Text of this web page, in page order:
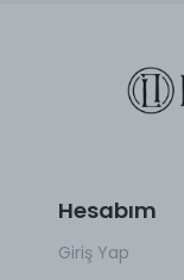
Hesabım
Giriş Yap